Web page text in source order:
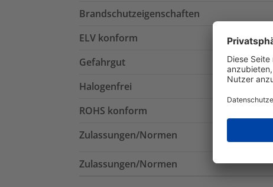
Brandschutzeigenschaften
ELV konform
Gefahrgut
Halogenfrei
ROHS konform
Zulassungen/Normen
Zulassungen/Normen